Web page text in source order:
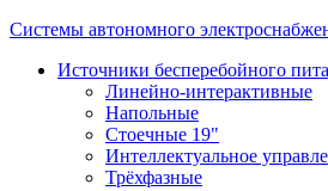
Системы автономного
Источники бесперебойного
Линейно-интерактивные
Напольные
Стоечные 19"
Интеллектуальное
Трёхфазные